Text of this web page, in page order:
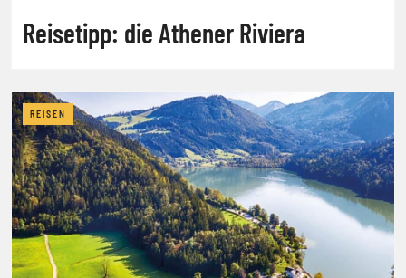
Reisetipp: die Athener Riviera
REISEN